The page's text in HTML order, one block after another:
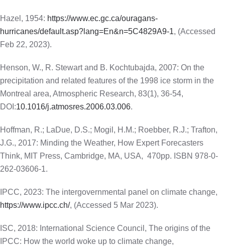
Hazel, 1954: https://www.ec.gc.ca/ouragans-
hurricanes/default.asp?lang=En&n=5C4829A9-1, (Accessed
Feb 22, 2023).
Henson, W., R. Stewart and B. Kochtubajda, 2007: On the
precipitation and related features of the 1998 ice storm in the
Montreal area, Atmospheric Research, 83(1), 36-54,
DOI:10.1016/j.atmosres.2006.03.006.
Hoffman, R.; LaDue, D.S.; Mogil, H.M.; Roebber, R.J.; Trafton,
J.G., 2017: Minding the Weather, How Expert Forecasters
Think, MIT Press, Cambridge, MA, USA, 470pp. ISBN 978-0-
262-03606-1.
IPCC, 2023: The intergovernmental panel on climate change,
https://www.ipcc.ch/, (Accessed 5 Mar 2023).
ISC, 2018: International Science Council, The origins of the
IPCC: How the world woke up to climate change,